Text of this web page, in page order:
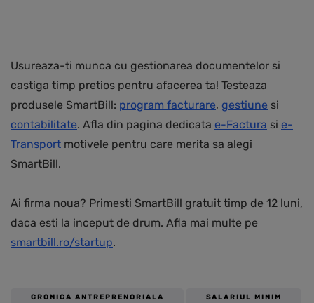
Usureaza-ti munca cu gestionarea documentelor si
castiga timp pretios pentru afacerea ta! Testeaza
produsele SmartBill: program facturare, gestiune si
contabilitate. Afla din pagina dedicata e-Factura si e-
Transport motivele pentru care merita sa alegi
SmartBill.
Ai firma noua? Primesti SmartBill gratuit timp de 12 luni,
daca esti la inceput de drum. Afla mai multe pe
smartbill.ro/startup.
CRONICA ANTREPRENORIALA SALARIUL MINIM